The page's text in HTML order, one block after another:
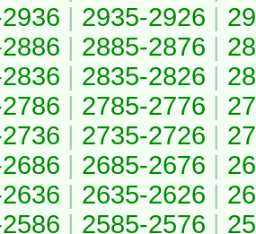
| 2935-2926 |
| 2885-2876 |
| 2835-2826 |
| 2785-2776 |
| 2735-2726 |
| 2685-2676 |
| 2635-2626 |
| 2585-2576 |